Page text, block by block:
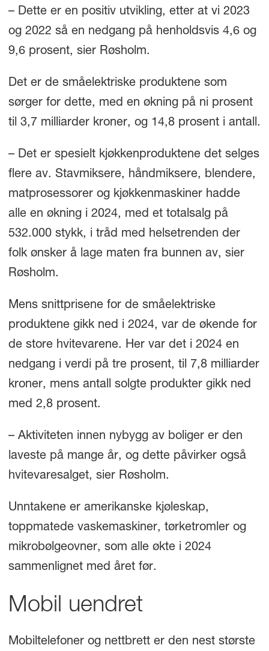
– Dette er en positiv utvikling, etter at vi 2023
og 2022 så en nedgang på henholdsvis 4,6 og
9,6 prosent, sier Røsholm.
Det er de småelektriske produktene som
sørger for dette, med en økning på ni prosent
til 3,7 milliarder kroner, og 14,8 prosent i antall.
– Det er spesielt kjøkkenproduktene det selges
flere av. Stavmiksere, håndmiksere, blendere,
matprosessorer og kjøkkenmaskiner hadde
alle en økning i 2024, med et totalsalg på
532.000 stykk, i tråd med helsetrenden der
folk ønsker å lage maten fra bunnen av, sier
Røsholm.
Mens snittprisene for de småelektriske
produktene gikk ned i 2024, var de økende for
de store hvitevarene. Her var det i 2024 en
nedgang i verdi på tre prosent, til 7,8 milliarder
kroner, mens antall solgte produkter gikk ned
med 2,8 prosent.
– Aktiviteten innen nybygg av boliger er den
laveste på mange år, og dette påvirker også
hvitevaresalget, sier Røsholm.
Unntakene er amerikanske kjøleskap,
toppmatede vaskemaskiner, tørketromler og
mikrobølgeovner, som alle økte i 2024
sammenlignet med året før.
Mobil uendret
Mobiltelefoner og nettbrett er den nest største